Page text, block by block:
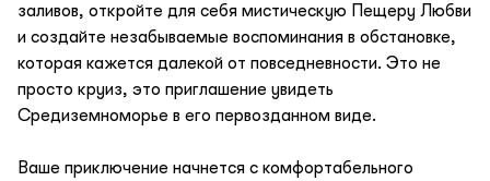
заливов, откройте для себя мистическую Пещеру Любви
и создайте незабываемые воспоминания в обстановке,
которая кажется далекой от повседневности. Это не
просто круиз, это приглашение увидеть
Средиземноморье в его первозданном виде.
Ваше приключение начнется с комфортабельного